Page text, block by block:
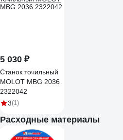
5 030 ₽
Станок точильный
MOLOT MBG 2036
2322042
3(1)
Расходные материалы